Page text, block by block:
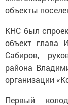
объекты
КНС был
объект глава
Сабиров,
района
организации
Первый